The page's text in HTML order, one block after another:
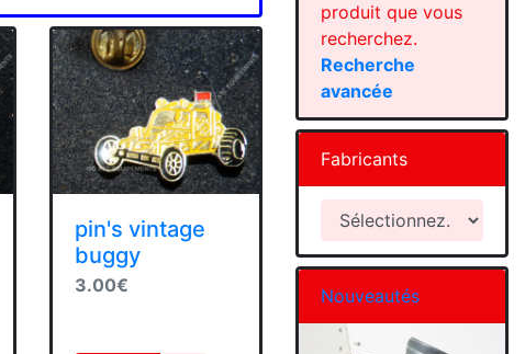
pin's vintage
buggy
3.00€
produit que vous
recherchez.
Recherche
avancée
Fabricants
Nouveautés